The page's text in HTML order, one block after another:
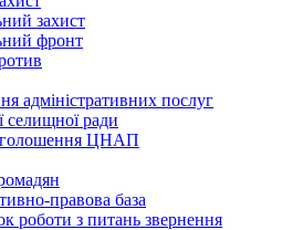
захист
фронт
адміністративних послуг
селищної ради
ЦНАП
правова база
роботи з питань звернення